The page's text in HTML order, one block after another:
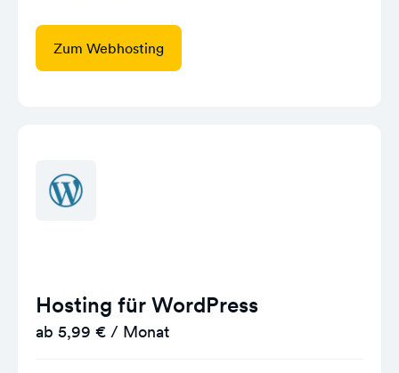
Zum Webhosting
Hosting für WordPress
ab 5,99 € / Monat